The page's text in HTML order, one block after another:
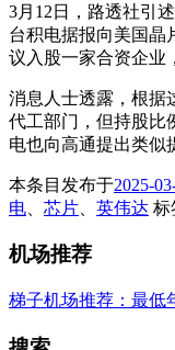
3月12日，路透社引
台积电据报向美国晶
议入股一家合资企业
消息人士透露，根据
代工部门，但持股比
电也向高通提出类似
本条目发布于2025-
电
芯片 英伟达 标
机场推荐
梯子机场推荐：最低